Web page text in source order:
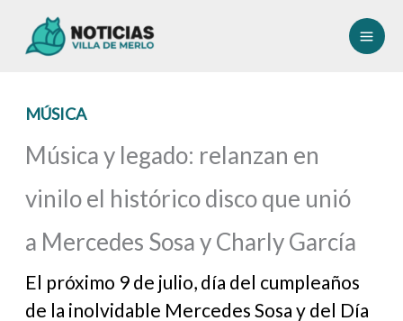
MÚSICA
Música y legado: relanzan en
vinilo el histórico disco que unió
a Mercedes Sosa y Charly García
El próximo 9 de julio, día del cumpleaños
de la inolvidable Mercedes Sosa y del Día